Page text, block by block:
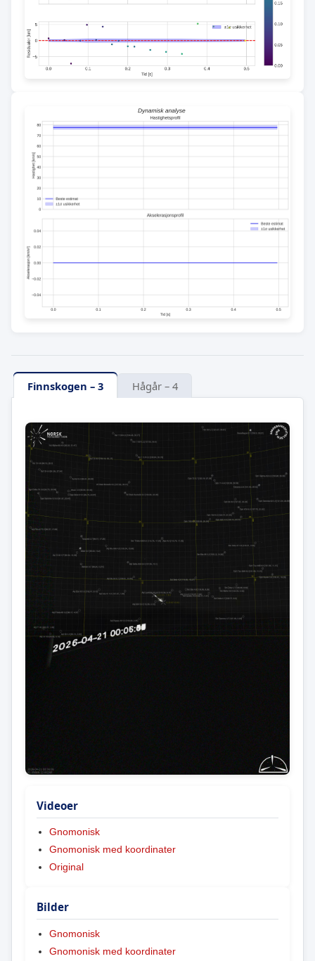
Finnskogen – 3 Hågår – 4
Videoer
Gnomonisk
Gnomonisk med koordinater
Original
Bilder
Gnomonisk
Gnomonisk med koordinater